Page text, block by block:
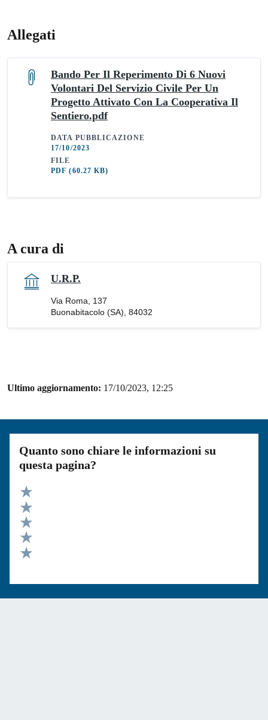
Allegati
Bando Per Il Reperimento Di 6 Nuovi
Volontari Del Servizio Civile Per Un
Progetto Attivato Con La Cooperativa Il
Sentiero.pdf
DATA PUBBLICAZIONE
17/10/2023
FILE
PDF(60.27 KB)
A cura di
U.R.P.
Via Roma, 137
Buonabitacolo (SA), 84032
Ultimo aggiornamento: 17/10/2023, 12:25
Quanto sono chiare le informazioni su
questa pagina?
Valuta 5 stelle su 5
Valuta 4 stelle su 5
Valuta 3 stelle su 5
Valuta 2 stelle su 5